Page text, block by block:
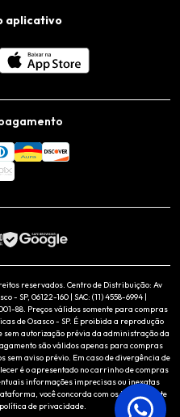
aplicativo
reservados. Centro de Distribuição: Av
- SP, 06122-160 | SAC: (11) 4558-6994 |
88. Preços válidos somente para compras
de Osasco - SP. É proibida a reprodução
sem autorização prévia da administração da
são válidos apenas para compras
sem aviso prévio. Em caso de divergência de
é o apresentado no carrinho de compras
informações imprecisas ou inexatas
você concorda com os termos deste
de privacidade.